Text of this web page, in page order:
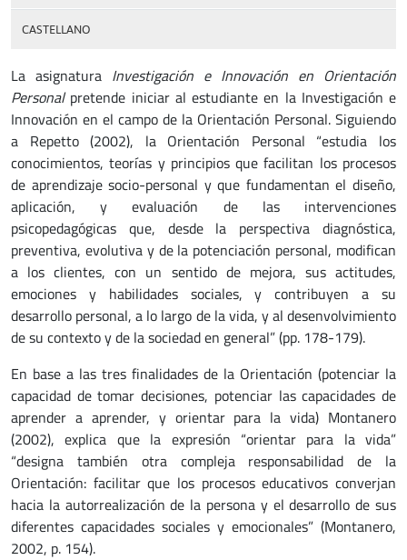
CASTELLANO
La asignatura Investigación e Innovación en Orientación
Personalpretende iniciar al estudiante en la Investigación e
Innovación en el campo de la Orientación Personal. Siguiendo
a Repetto (2002), la Orientación Personal “estudia los
conocimientos, teorías y principios que facilitan los procesos
de aprendizaje socio-personal y que fundamentan el diseño,
aplicación, y evaluación de las intervenciones
psicopedagógicas que, desde la perspectiva diagnóstica,
preventiva, evolutiva y de la potenciación personal, modifican
a los clientes, con un sentido de mejora, sus actitudes,
emociones y habilidades sociales, y contribuyen a su
desarrollo personal, a lo largo de la vida, y al desenvolvimiento
de su contexto y de la sociedad en general” (pp. 178-179).
En base a las tres finalidades de la Orientación (potenciar la
capacidad de tomar decisiones, potenciar las capacidades de
aprender a aprender, y orientar para la vida) Montanero
(2002), explica que la expresión “orientar para la vida”
“designa también otra compleja responsabilidad de la
Orientación: facilitar que los procesos educativos converjan
hacia la autorrealización de la persona y el desarrollo de sus
diferentes capacidades sociales y emocionales” (Montanero,
2002, p. 154).